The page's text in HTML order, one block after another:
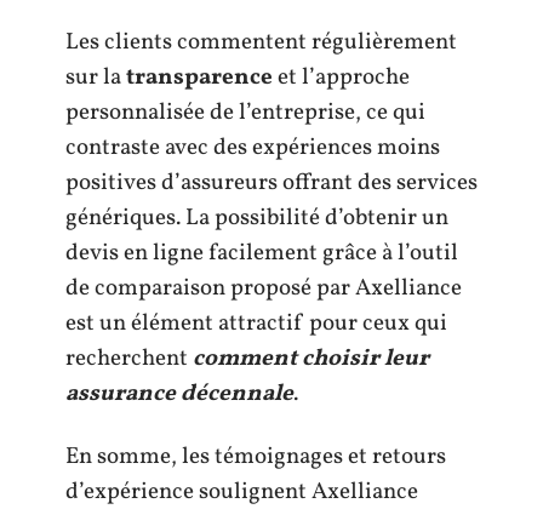
Les clients commentent régulièrement
sur latransparenceet l’approche
personnalisée de l’entreprise, ce qui
contraste avec des expériences moins
positives d’assureurs offrant des services
génériques. La possibilité d’obtenir un
devis en ligne facilement grâce à l’outil
de comparaison proposé par Axelliance
est un élément attractif pour ceux qui
recherchent comment choisir leur
assurance décennale.
En somme, les témoignages et retours
d’expérience soulignent Axelliance